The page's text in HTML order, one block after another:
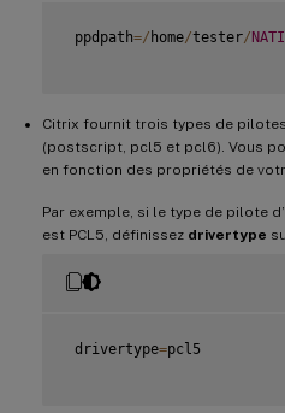
ppdpath=/ home/tester/
Citrix fournit trois types de
(postscript, pcl5 et pcl6). Vous
en fonction des propriétés de
Par exemple, si le type de pilote
est PCL5, définissez drivertype
drivertype=pcl5